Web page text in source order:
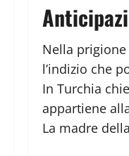
Nella
l’indizio che
In Turchia
appartiene
La madre